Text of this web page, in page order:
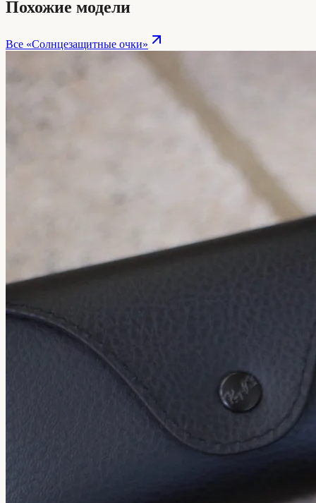
Похожие модели
Все «Солнцезащитные очки»